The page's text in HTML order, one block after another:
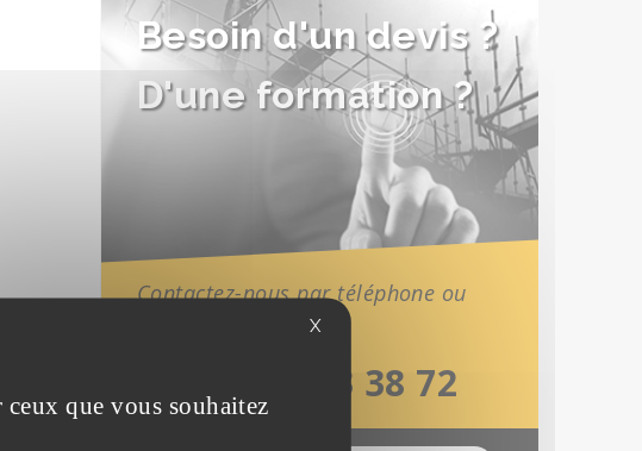
Besoin d'un devis ?
D'une formation ?
Contactez-nous par téléphone ou
04 74 43 38 72
X
que vous souhaitez